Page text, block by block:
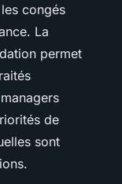
congés
La
permet
de
sont